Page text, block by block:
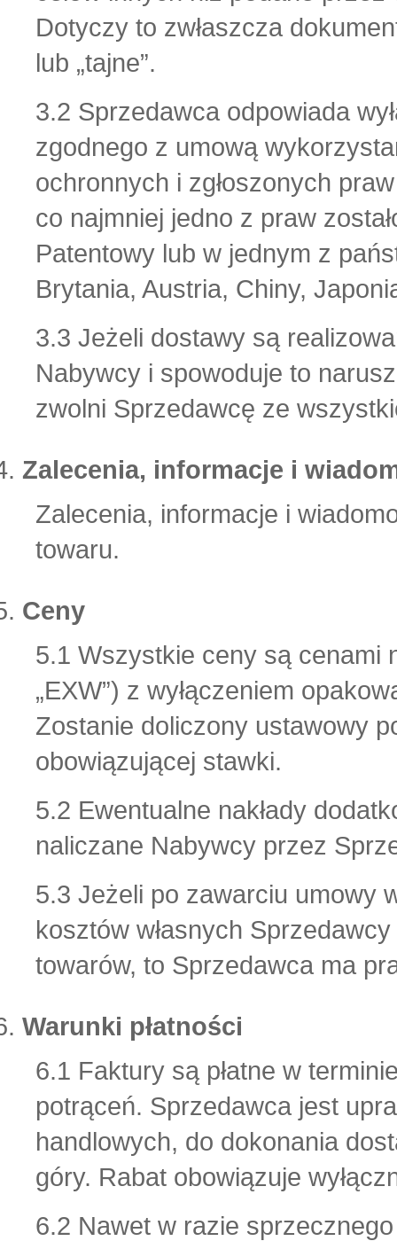
Dotyczy to zwłaszcza
lub „tajne”.
3.2 Sprzedawca odpowiada
zgodnego z umową
ochronnych i zgłoszonych
co najmniej jedno z praw
Patentowy lub w jednym z
Brytania, Austria, Chiny,
3.3 Jeżeli dostawy są
Nabywcy i spowoduje to
zwolni Sprzedawcę ze
Zalecenia, informacje i
Zalecenia, informacje i
towaru.
Ceny
5.1 Wszystkie ceny są cenami
„EXW”) z wyłączeniem
Zostanie doliczony ustawowy
obowiązującej stawki.
5.2 Ewentualne nakłady
naliczane Nabywcy przez
5.3 Jeżeli po zawarciu umowy
kosztów własnych
towarów, to Sprzedawca ma
Warunki płatności
6.1 Faktury są płatne w
potrąceń. Sprzedawca jest
handlowych, do dokonania
góry. Rabat obowiązuje
6.2 Nawet w razie